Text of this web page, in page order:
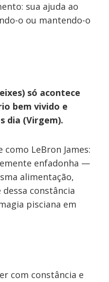
sua ajuda ao
o ou mantendo-o
só acontece
bem vivido e
dia (Virgem).
LeBron James:
enfadonha —
alimentação,
constância
pisciana em
com constância e